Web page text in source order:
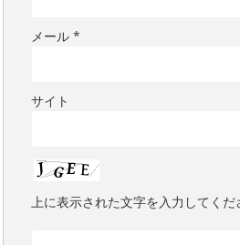
メール *
サイト
上に表示された文字を入力してくだ